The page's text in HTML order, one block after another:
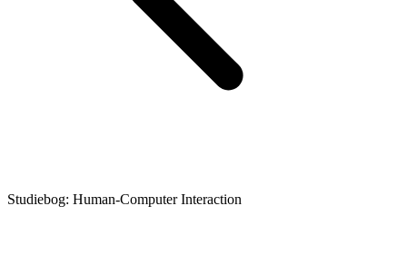
Studiebog: Human-Computer Interaction